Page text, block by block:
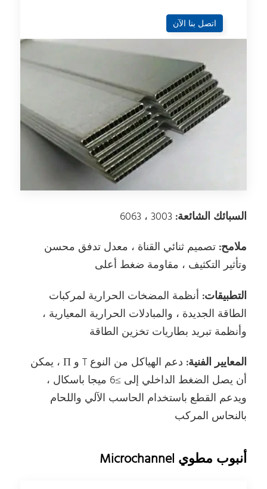
اتصل بنا الآن
السبائك الشائعة: 3003 ، 6063
ملامح: تصميم ثنائي القناة ، معدل تدفق محسن
وتأثير التكثيف ، مقاومة ضغط أعلى
التطبيقات: أنظمة المضخات الحرارية لمركبات
الطاقة الجديدة ، والمبادلات الحرارية المعيارية ،
وأنظمة تبريد بطاريات تخزين الطاقة
المعايير الفنية:
دعم الهياكل من النوع T و Π ، يمكن
أن يصل الضغط الداخلي إلى ≥6 ميجا باسكال ،
ويدعم القطع باستخدام الحاسب الآلي واللحام
بالنحاس المركب
أنبوب مطوي Microchannel